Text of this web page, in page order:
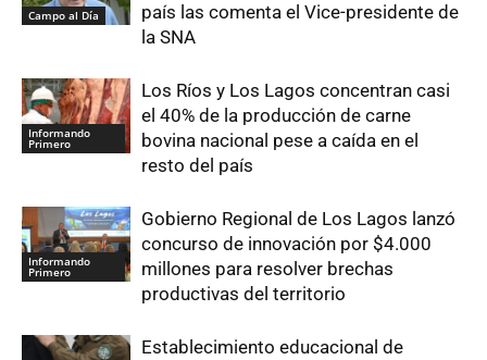
Campo al Día
país las comenta el Vice-presidente de
la SNA
Informando
Primero
Los Ríos y Los Lagos concentran casi
el 40% de la producción de carne
bovina nacional pese a caída en el
resto del país
Informando
Primero
Gobierno Regional de Los Lagos lanzó
concurso de innovación por $4.000
millones para resolver brechas
productivas del territorio
Establecimiento educacional de